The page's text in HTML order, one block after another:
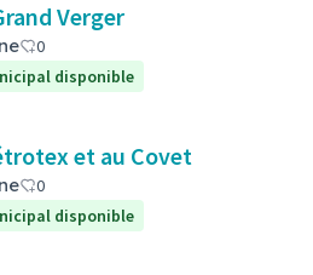
Verger
0
disponible
et au Covet
0
disponible